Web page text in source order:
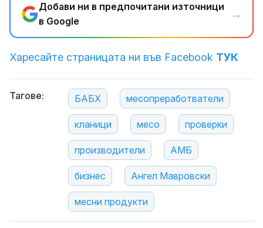
Добави ни в предпочитани източници
в Google
→
Харесайте страницата ни във Facebook ТУК
Тагове: БАБХ месопреработватели
кланици месо проверки
производители АМБ
бизнес Ангел Мавровски
месни продукти